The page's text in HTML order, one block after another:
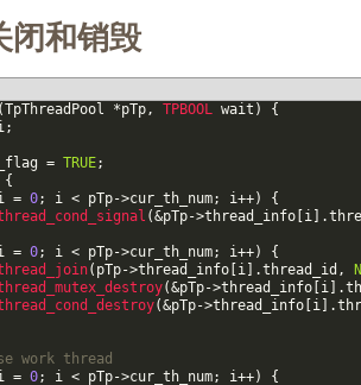
闭和销毁
(TpThreadPool *pTp, TPBOOL wait )
{
;
= TRUE;
{
= 0; i < pTp->cur_th_num; i++)
{
(&pTp->thread_info i .
= 0; i < pTp->cur_th_num; i++)
{
( pTp->thread_info i .thread_id ,
(&pTp->thread_info i .
(&pTp->thread_info i .
work thread
= 0; i < pTp->cur_th_num; i++)
{